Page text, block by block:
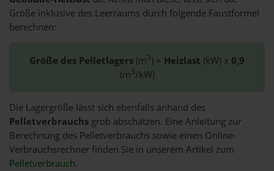
Größe inklusive des Leerraums durch folgende Faustformel
berechnen:
Größe des Pelletlagers (m3) = Heizlast (kW) x 0,9
(m3/kW)
Die Lagergröße lässt sich ebenfalls anhand des
Pelletverbrauchs grob abschätzen. Eine Anleitung zur
Berechnung des Pelletverbrauchs sowie einen Online-
Verbrauchsrechner finden Sie in unserem Artikel zum
Pelletverbrauch.